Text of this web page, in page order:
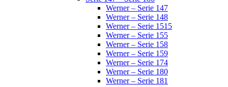
Werner – Serie 147
Werner – Serie 148
Werner – Serie 1515
Werner – Serie 155
Werner – Serie 158
Werner – Serie 159
Werner – Serie 174
Werner – Serie 180
Werner – Serie 181